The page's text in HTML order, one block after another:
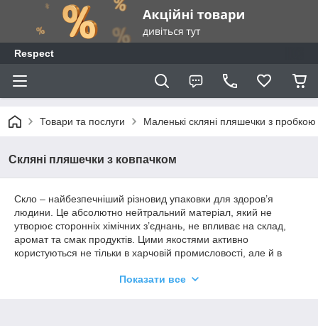
Respect
Товари та послуги Маленькі скляні пляшечки з пробкою
Скляні пляшечки з ковпачком
Скло – найбезпечніший різновид упаковки для здоров’я
людини. Це абсолютно нейтральний матеріал, який не
утворює сторонніх хімічних з’єднань, не впливає на склад,
аромат та смак продуктів. Цими якостями активно
користуються не тільки в харчовій промисловості, але й в
Нейтральність скла знайшло широке використання для
Показати все